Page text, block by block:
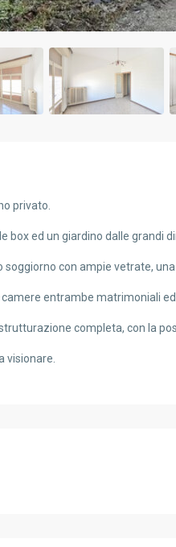
privato.
box ed un giardino dalle grandi
con ampie vetrate,
entrambe matrimoniali ed
completa, con la
visionare.